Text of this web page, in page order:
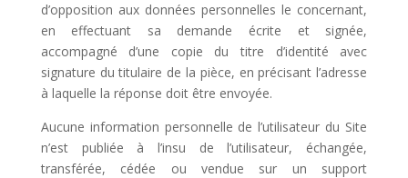
d’opposition aux données personnelles le concernant,
en effectuant sa demande écrite et signée,
accompagné d’une copie du titre d’identité avec
signature du titulaire de la pièce, en précisant l’adresse
à laquelle la réponse doit être envoyée.
Aucune information personnelle de l’utilisateur du Site
n’est publiée à l’insu de l’utilisateur, échangée,
transférée, cédée ou vendue sur un support